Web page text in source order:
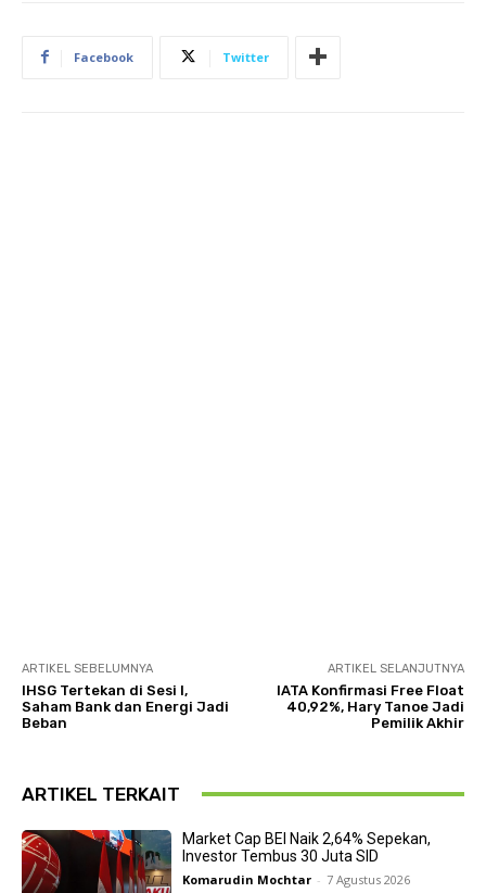
Facebook Twitter
ARTIKEL SEBELUMNYA
IHSG Tertekan di Sesi I,
Saham Bank dan Energi Jadi
Beban
ARTIKEL SELANJUTNYA
IATA Konfirmasi Free Float
40,92%, Hary Tanoe Jadi
Pemilik Akhir
ARTIKEL TERKAIT
Market Cap BEI Naik 2,64% Sepekan,
Investor Tembus 30 Juta SID
Komarudin Mochtar - 7 Agustus 2026